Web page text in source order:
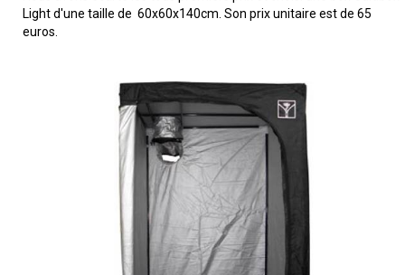
Light d'une taille de 60x60x140cm. Son prix unitaire est de 65
euros.